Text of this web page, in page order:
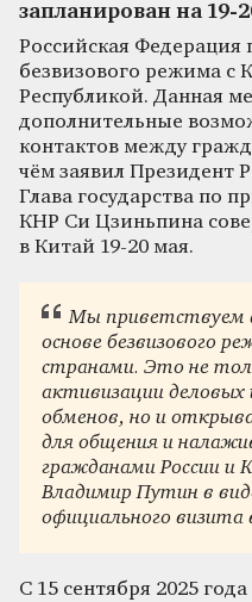
запланирован на 19-
Российская Федерация
безвизового режима с
Республикой. Данная
дополнительные
контактов между
чём заявил Президент
Глава государства по
КНР Си Цзиньпина
в Китай 19-20 мая.
Мы приветствуем
основе безвизового
странами. Это не
активизации деловых
обменов, но и
для общения и
гражданами России
Владимир Путин в
официального визита
С 15 сентября 2025